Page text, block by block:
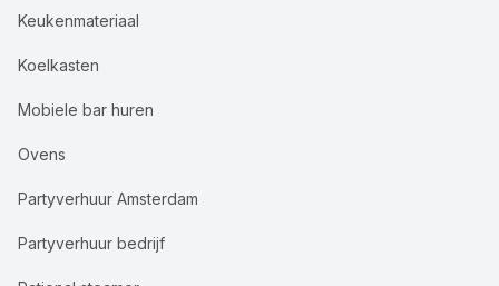
Keukenmateriaal
Koelkasten
Mobiele bar huren
Ovens
Partyverhuur Amsterdam
Partyverhuur bedrijf